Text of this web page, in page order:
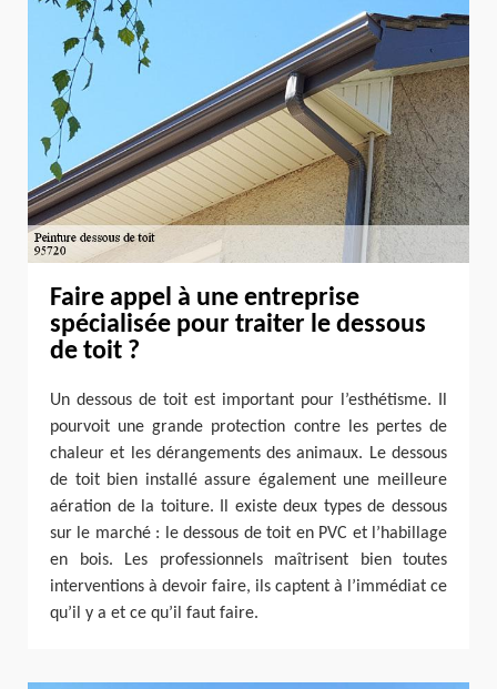
Faire appel à une entreprise
spécialisée pour traiter le dessous
de toit ?
Un dessous de toit est important pour l’esthétisme. Il
pourvoit une grande protection contre les pertes de
chaleur et les dérangements des animaux. Le dessous
de toit bien installé assure également une meilleure
aération de la toiture. Il existe deux types de dessous
sur le marché : le dessous de toit en PVC et l’habillage
en bois. Les professionnels maîtrisent bien toutes
interventions à devoir faire, ils captent à l’immédiat ce
qu’il y a et ce qu’il faut faire.